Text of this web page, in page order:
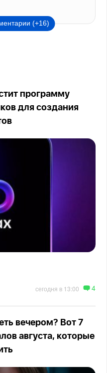
(+16)
программу
для создания
сегодня в 13:00 4
вечером? Вот 7
августа, которые